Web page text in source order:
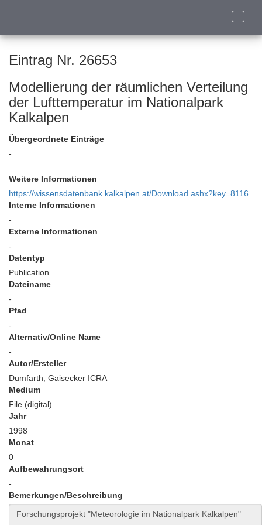
Toggle
Eintrag Nr. 26653
Modellierung der räumlichen Verteilung
der Lufttemperatur im Nationalpark
Kalkalpen
Übergeordnete Einträge
-
Weitere Informationen
https://wissensdatenbank.kalkalpen.at/Download.ashx?key=8116
Interne Informationen
-
Externe Informationen
-
Datentyp
Publication
Dateiname
-
Pfad
-
Alternativ/Online Name
-
Autor/Ersteller
Dumfarth, Gaisecker ICRA
Medium
File (digital)
Jahr
1998
Monat
0
Aufbewahrungsort
-
Bemerkungen/Beschreibung